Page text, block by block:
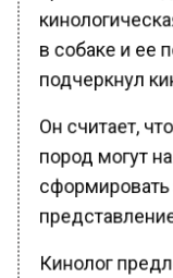
в собаке и ее
подчеркнул
Он считает,
пород могут
Кинолог